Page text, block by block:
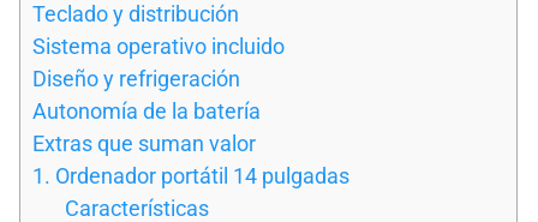
Teclado y distribución
Sistema operativo incluido
Diseño y refrigeración
Autonomía de la batería
Extras que suman valor
1. Ordenador portátil 14 pulgadas
Características